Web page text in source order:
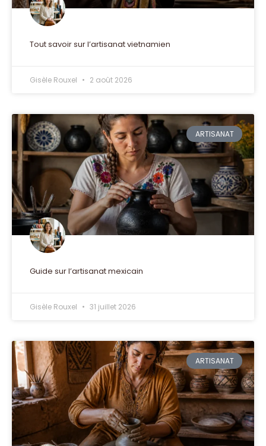
Tout savoir sur l’artisanat vietnamien
Gisèle Rouxel 2 août 2026
ARTISANAT
Guide sur l’artisanat mexicain
Gisèle Rouxel 31 juillet 2026
ARTISANAT